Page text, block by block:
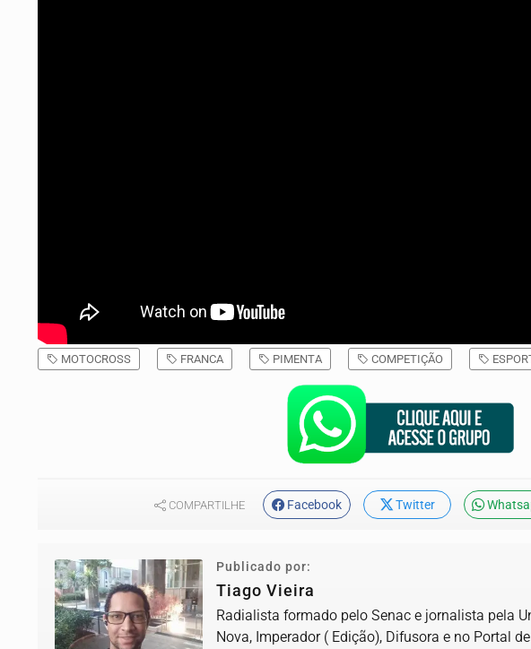
MOTOCROSS FRANCA PIMENTA COMPETIÇÃO
COMPARTILHE Facebook Twitter
Publicado por:
Tiago Vieira
Radialista formado pelo Senac e jornalista pela
Nova, Imperador ( Edição), Difusora e no Portal